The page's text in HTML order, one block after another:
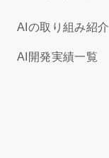
AIの取り組み紹介
AI開発実績一覧